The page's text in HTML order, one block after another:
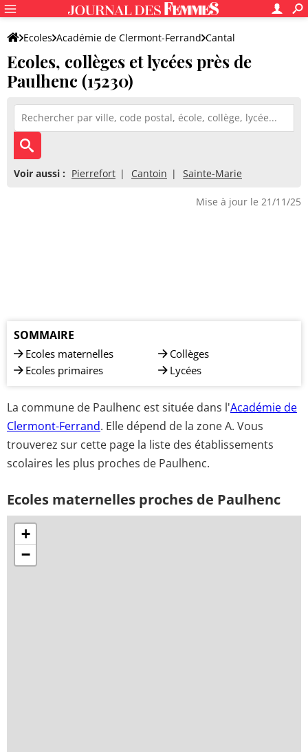
Ecoles Académie de Clermont-Ferrand Cantal
Ecoles, collèges et lycées près de
Paulhenc (15230)
Voir aussi : Pierrefort Cantoin Sainte-Marie
Mise à jour le 21/11/25
SOMMAIRE
Ecoles maternelles
Ecoles primaires
Collèges
Lycées
La commune de Paulhenc est située dans l'Académie de
Clermont-Ferrand. Elle dépend de la zone A. Vous
trouverez sur cette page la liste des établissements
scolaires les plus proches de Paulhenc.
Ecoles maternelles proches de Paulhenc
+
−